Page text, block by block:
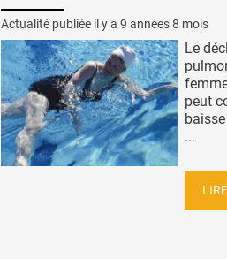
Actualité publiée il y a 9 années 8 mois
Le
peut
...